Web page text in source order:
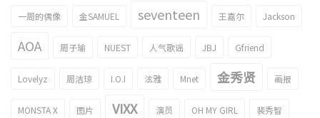
一周的偶像 金SAMUEL seventeen 王嘉尔 Jackson
AOA 周子瑜 NUEST 人气歌谣 JBJ Gfriend
Lovelyz 周洁琼 I.O.I 泫雅 Mnet 金秀贤 画报
MONSTA X 图片 VIXX 演员 OH MY GIRL 裴秀智